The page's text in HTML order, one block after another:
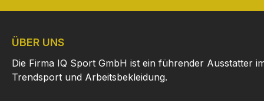
ÜBER UNS
Die Firma IQ Sport GmbH ist ein führender Ausstatter
Trendsport und Arbeitsbekleidung.